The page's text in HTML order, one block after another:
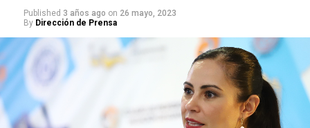
Published 3 años ago on 26 mayo, 2023
By Dirección de Prensa